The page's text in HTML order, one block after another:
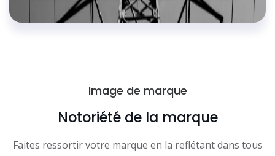
Image de marque
Notoriété de la marque
Faites ressortir votre marque en la reflétant dans tous